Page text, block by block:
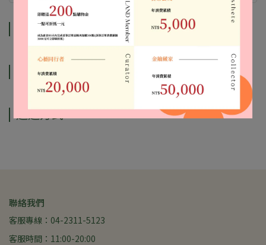
商品介紹
規格說明
聯絡我們
客服專線：04-2311-5123
客服時間：11:00-20:00